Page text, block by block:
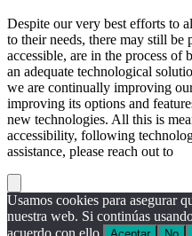
Despite our very best efforts to
to their needs, there may still be
accessible, are in the process of
an adequate technological
we are continually improving
improving its options and
new technologies. All this is
accessibility, following
assistance, please reach out to
Usamos cookies para asegurar
nuestra web. Si continúas
acuerdo con ello.